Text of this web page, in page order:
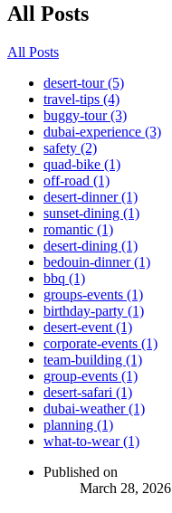
All Posts
All Posts
desert-tour (5)
travel-tips (4)
buggy-tour (3)
dubai-experience (3)
safety (2)
quad-bike (1)
off-road (1)
desert-dinner (1)
sunset-dining (1)
romantic (1)
desert-dining (1)
bedouin-dinner (1)
bbq (1)
groups-events (1)
birthday-party (1)
desert-event (1)
corporate-events (1)
team-building (1)
group-events (1)
desert-safari (1)
dubai-weather (1)
planning (1)
what-to-wear (1)
Published on
March 28, 2026